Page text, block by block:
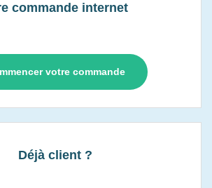
commande internet
votre commande
Déjà client ?